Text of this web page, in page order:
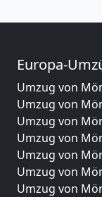
Europa-
Umzug von
Umzug von
Umzug von
Umzug von
Umzug von
Umzug von
Umzug von